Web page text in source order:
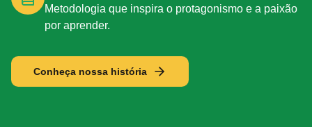
Metodologia que inspira o protagonismo e a paixão
por aprender.
Conheça nossa história